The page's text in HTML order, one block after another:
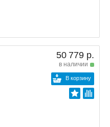
50 779 р.
в наличии
В корзину